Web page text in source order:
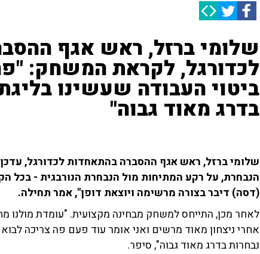
שלומי ברזל, ראש אגף
לכדורגל, לקראת המשחק:
ביטוי העבודה שעשינו
בדרג מאוד גבוה"
הנבחרת, על רקע המתיחות מול הנבחרת הנורבגית - בכל
(דסה) דיבר בצורה מרשימה ויוצאת דופן", אמר תחילה.
לאחר מכן, התייחס למשחק מבחינה מקצועית. "עומדת מולנו
אחרי ניצחון מאוד מרשים ואני אומר עוד פעם פה צריכה לבוא
נבחרות בדרג מאוד גבוה", סיפר.